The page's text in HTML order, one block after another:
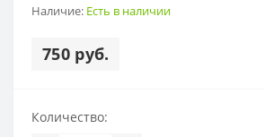
Наличие: Есть в наличии
750 руб.
Количество: